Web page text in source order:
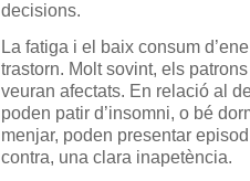
decisions.
La fatiga i el baix consum
trastorn. Molt sovint, els
veuran afectats. En relació al
poden patir d’insomni, o bé
menjar, poden presentar
contra, una clara inapetència.